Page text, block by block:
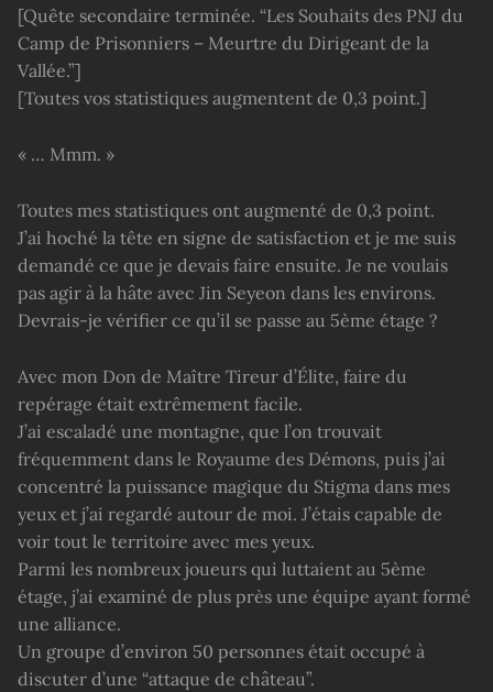
[Quête secondaire terminée. “Les Souhaits des PNJ du
Camp de Prisonniers – Meurtre du Dirigeant de la
Vallée.”]
[Toutes vos statistiques augmentent de 0,3 point.]
« … Mmm. »
Toutes mes statistiques ont augmenté de 0,3 point.
J’ai hoché la tête en signe de satisfaction et je me suis
demandé ce que je devais faire ensuite. Je ne voulais
pas agir à la hâte avec Jin Seyeon dans les environs.
Devrais-je vérifier ce qu’il se passe au 5ème étage ?
Avec mon Don de Maître Tireur d’Élite, faire du
repérage était extrêmement facile.
J’ai escaladé une montagne, que l’on trouvait
fréquemment dans le Royaume des Démons, puis j’ai
concentré la puissance magique du Stigma dans mes
yeux et j’ai regardé autour de moi. J’étais capable de
voir tout le territoire avec mes yeux.
Parmi les nombreux joueurs qui luttaient au 5ème
étage, j’ai examiné de plus près une équipe ayant formé
une alliance.
Un groupe d’environ 50 personnes était occupé à
discuter d’une “attaque de château”.